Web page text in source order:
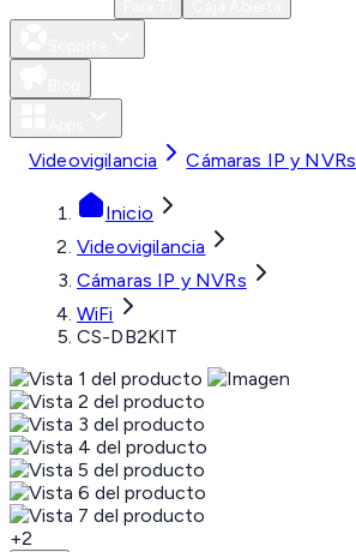
Videovigilancia Cámaras IP y NVRs
Inicio
Videovigilancia
Cámaras IP y NVRs
WiFi
CS-DB2KIT
+2